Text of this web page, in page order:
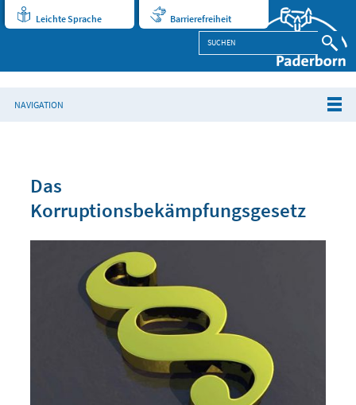
Leichte Sprache Barrierefreiheit
NAVIGATION
Das
Korruptionsbekämpfungsgesetz